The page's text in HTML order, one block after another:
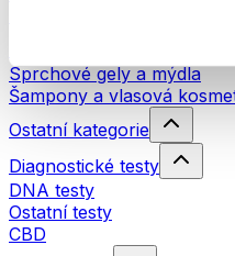
Sprchové gely a mýdla
Šampony a vlasová
Ostatní kategorie
Diagnostické testy
DNA testy
Ostatní testy
CBD